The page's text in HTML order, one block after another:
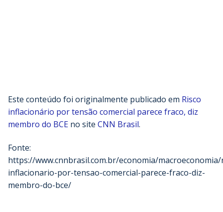
Este conteúdo foi originalmente publicado em Risco
inflacionário por tensão comercial parece fraco, diz
membro do BCE no site CNN Brasil.
Fonte:
https://www.cnnbrasil.com.br/economia/
inflacionario-por-tensao-comercial-parece-fraco-diz-
membro-do-bce/